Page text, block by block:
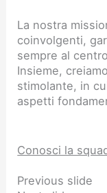
La nostra
coinvolgenti,
sempre al
Insieme,
stimolante, in
aspetti
Conosci la
Previous slide